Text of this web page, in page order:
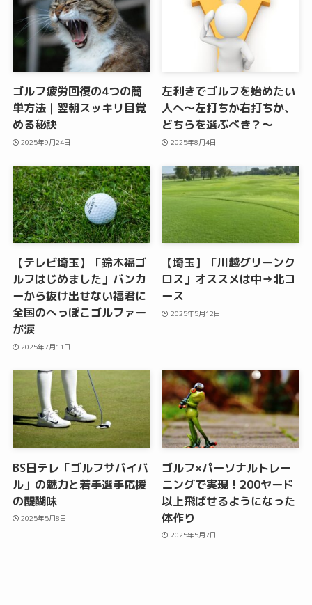
ゴルフ疲労回復の4つの簡
単方法｜翌朝スッキリ目覚
める秘訣
2025年9月24日
左利きでゴルフを始めたい
人へ〜左打ちか右打ちか、
どちらを選ぶべき？〜
2025年8月4日
【テレビ埼玉】「鈴木福ゴ
ルフはじめました」バンカ
ーから抜け出せない福君に
全国のへっぽこゴルファー
が涙
2025年7月11日
【埼玉】「川越グリーンク
ロス」オススメは中→北コ
ース
2025年5月12日
BS日テレ「ゴルフサバイバ
ル」の魅力と若手選手応援
の醍醐味
2025年5月8日
ゴルフ×パーソナルトレー
ニングで実現！200ヤード
以上飛ばせるようになった
体作り
2025年5月7日